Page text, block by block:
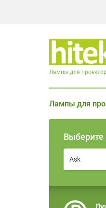
Лампы для
Лампы для
Выберите
Ask